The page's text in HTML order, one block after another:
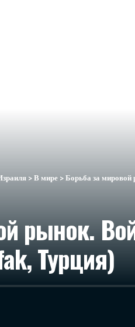
>В мире >Борьба за
рынок.
Турция)